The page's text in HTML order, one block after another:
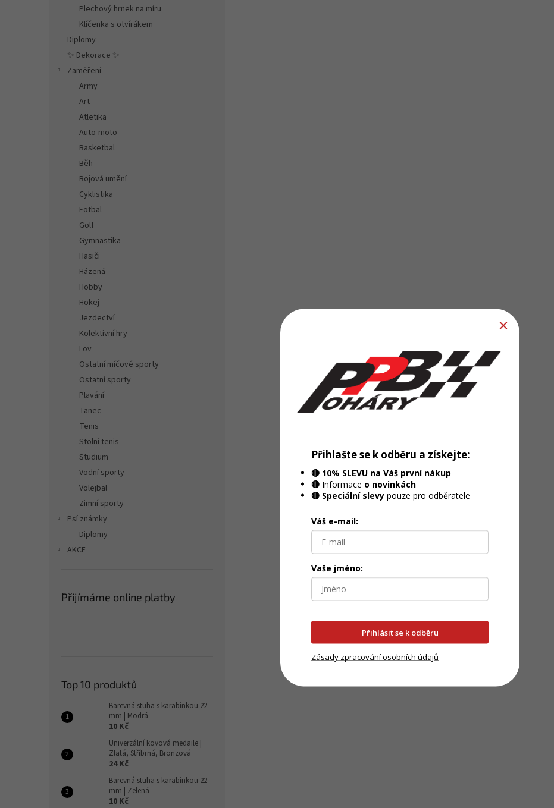
Plechový hrnek na míru
Klíčenka s otvírákem
Diplomy
✨ Dekorace ✨
Zaměření
Army
Art
Atletika
Auto-moto
Basketbal
Běh
Bojová umění
Cyklistika
Fotbal
Golf
Gymnastika
Hasiči
Házená
Hobby
Hokej
Jezdectví
Kolektivní hry
Lov
Ostatní míčové sporty
Ostatní sporty
Plavání
Tanec
Tenis
Stolní tenis
Studium
Vodní sporty
Volejbal
Zimní sporty
Psí známky
Diplomy
AKCE
Přijímáme online platby
Top 10 produktů
Barevná stuha s karabinkou 22
mm | Modrá
10 Kč
Univerzální kovová medaile |
Zlatá, Stříbrná, Bronzová
24 Kč
Barevná stuha s karabinkou 22
mm | Zelená
10 Kč
Přihlašte se k odběru a získejte:
🔴 10% SLEVU na Váš první nákup
🔴 Informace o novinkách
🔴 Speciální slevy pouze pro odběratele
Váš e-mail:
Vaše jméno:
Přihlásit se k odběru
Zásady zpracování osobních údajů